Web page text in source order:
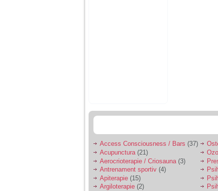
situatie care pe mine
Ma aflu aici pentru ca
vreau sa stiu daca am
nevoie de un psiholog
sau psihiatru.
Access Consciousness / Bars (37)
Acupunctura(21)
Aerocrioterapie / Criosauna (3)
Antrenament sportiv (4)
Apiterapie (15)
Argiloterapie (2)